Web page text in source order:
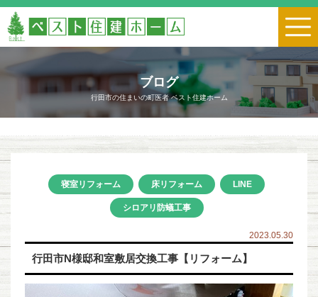
ブログ
行田市の住まいの町医者 ベスト住建ホーム
寝室リフォーム 床リフォーム LINE
シロアリ防蟻工事
2023.05.30
行田市N様邸和室敷居交換工事【リフォーム】